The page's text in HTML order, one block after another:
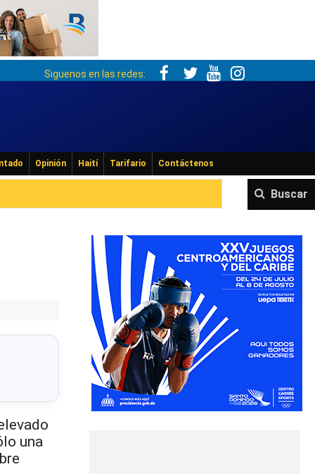
Siguenos en las redes:
Opinión Haití Tarifario Contáctenos
Buscar
una